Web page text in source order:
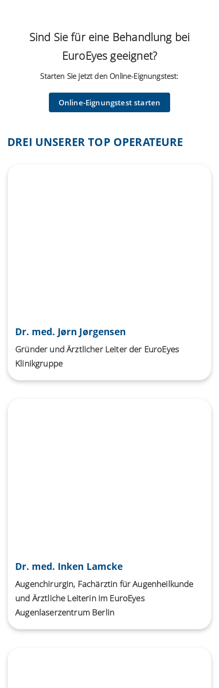
Sind Sie für eine Behandlung bei
EuroEyes geeignet?
Starten Sie jetzt den Online-Eignungstest:
Online-Eignungstest starten
DREI UNSERER TOP OPERATEURE
Dr. med. Jørn Jørgensen
Gründer und Ärztlicher Leiter der EuroEyes
Klinikgruppe
Dr. med. Inken Lamcke
Augenchirurgin, Fachärztin für Augenheilkunde
und Ärztliche Leiterin im EuroEyes
Augenlaserzentrum Berlin